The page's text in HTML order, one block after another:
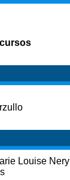
Louise Nery